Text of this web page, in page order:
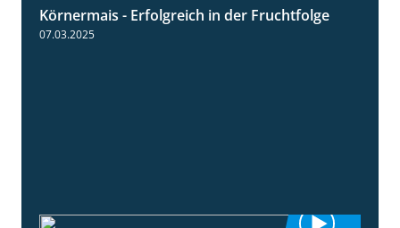
2:31
Körnermais - Erfolgreich in der Fruchtfolge
07.03.2025